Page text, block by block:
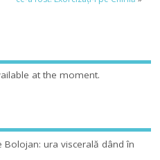
at the moment.
Bolojan: ura viscerală dând în